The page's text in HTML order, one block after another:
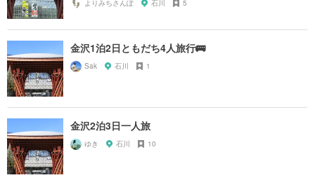
よりみちさんぽ 石川 5
金沢1泊2日ともだち4人旅行🚌
Sak 石川 1
金沢2泊3日一人旅
ゆき 石川 10